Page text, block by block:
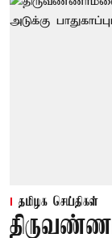
தமிழக செய்திகள்